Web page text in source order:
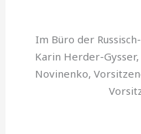
Im Büro der
Karin Herder-
Novinenko,